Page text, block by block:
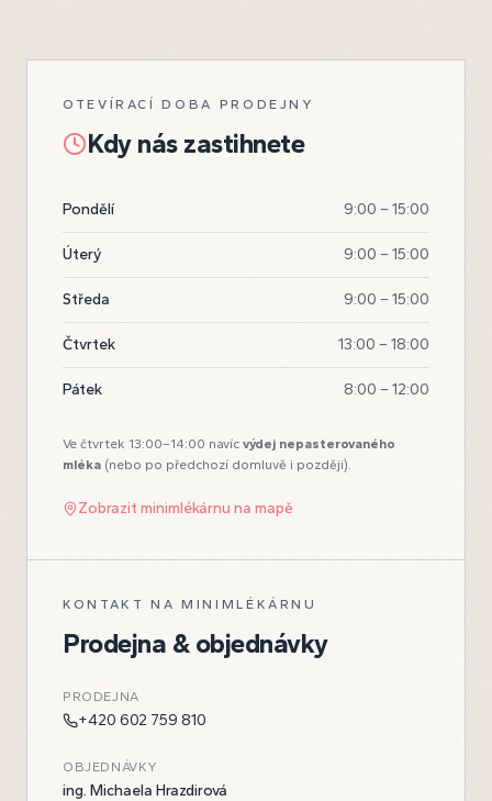
OTEVÍRACÍ DOBA PRODEJNY
Kdy nás zastihnete
Pondělí 9:00 – 15:00
Úterý 9:00 – 15:00
Středa 9:00 – 15:00
Čtvrtek 13:00 – 18:00
Pátek 8:00 – 12:00
Ve čtvrtek 13:00–14:00 navíc výdej nepasterovaného
mléka (nebo po předchozí domluvě i později).
Zobrazit minimlékárnu na mapě
KONTAKT NA MINIMLÉKÁRNU
Prodejna & objednávky
PRODEJNA
+420 602 759 810
OBJEDNÁVKY
ing. Michaela Hrazdirová